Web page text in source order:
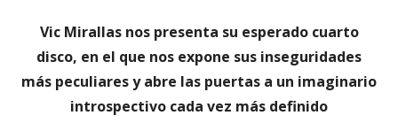
Vic Mirallas nos presenta su esperado cuarto
disco, en el que nos expone sus inseguridades
más peculiares y abre las puertas a un imaginario
introspectivo cada vez más definido